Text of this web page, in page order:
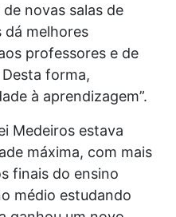
novas salas de
dá melhores
professores e de
forma,
à aprendizagem”.
Medeiros estava
máxima, com mais
finais do ensino
médio estudando